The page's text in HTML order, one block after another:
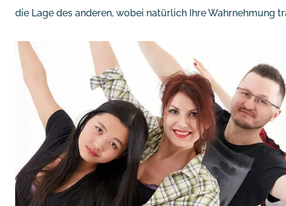
die Lage des anderen, wobei natürlich Ihre Wahrnehmung